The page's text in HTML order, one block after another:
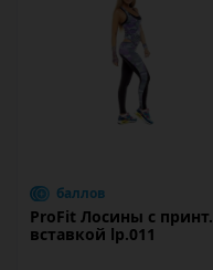
баллов
ProFit Лосины с принт.
вставкой lp.011